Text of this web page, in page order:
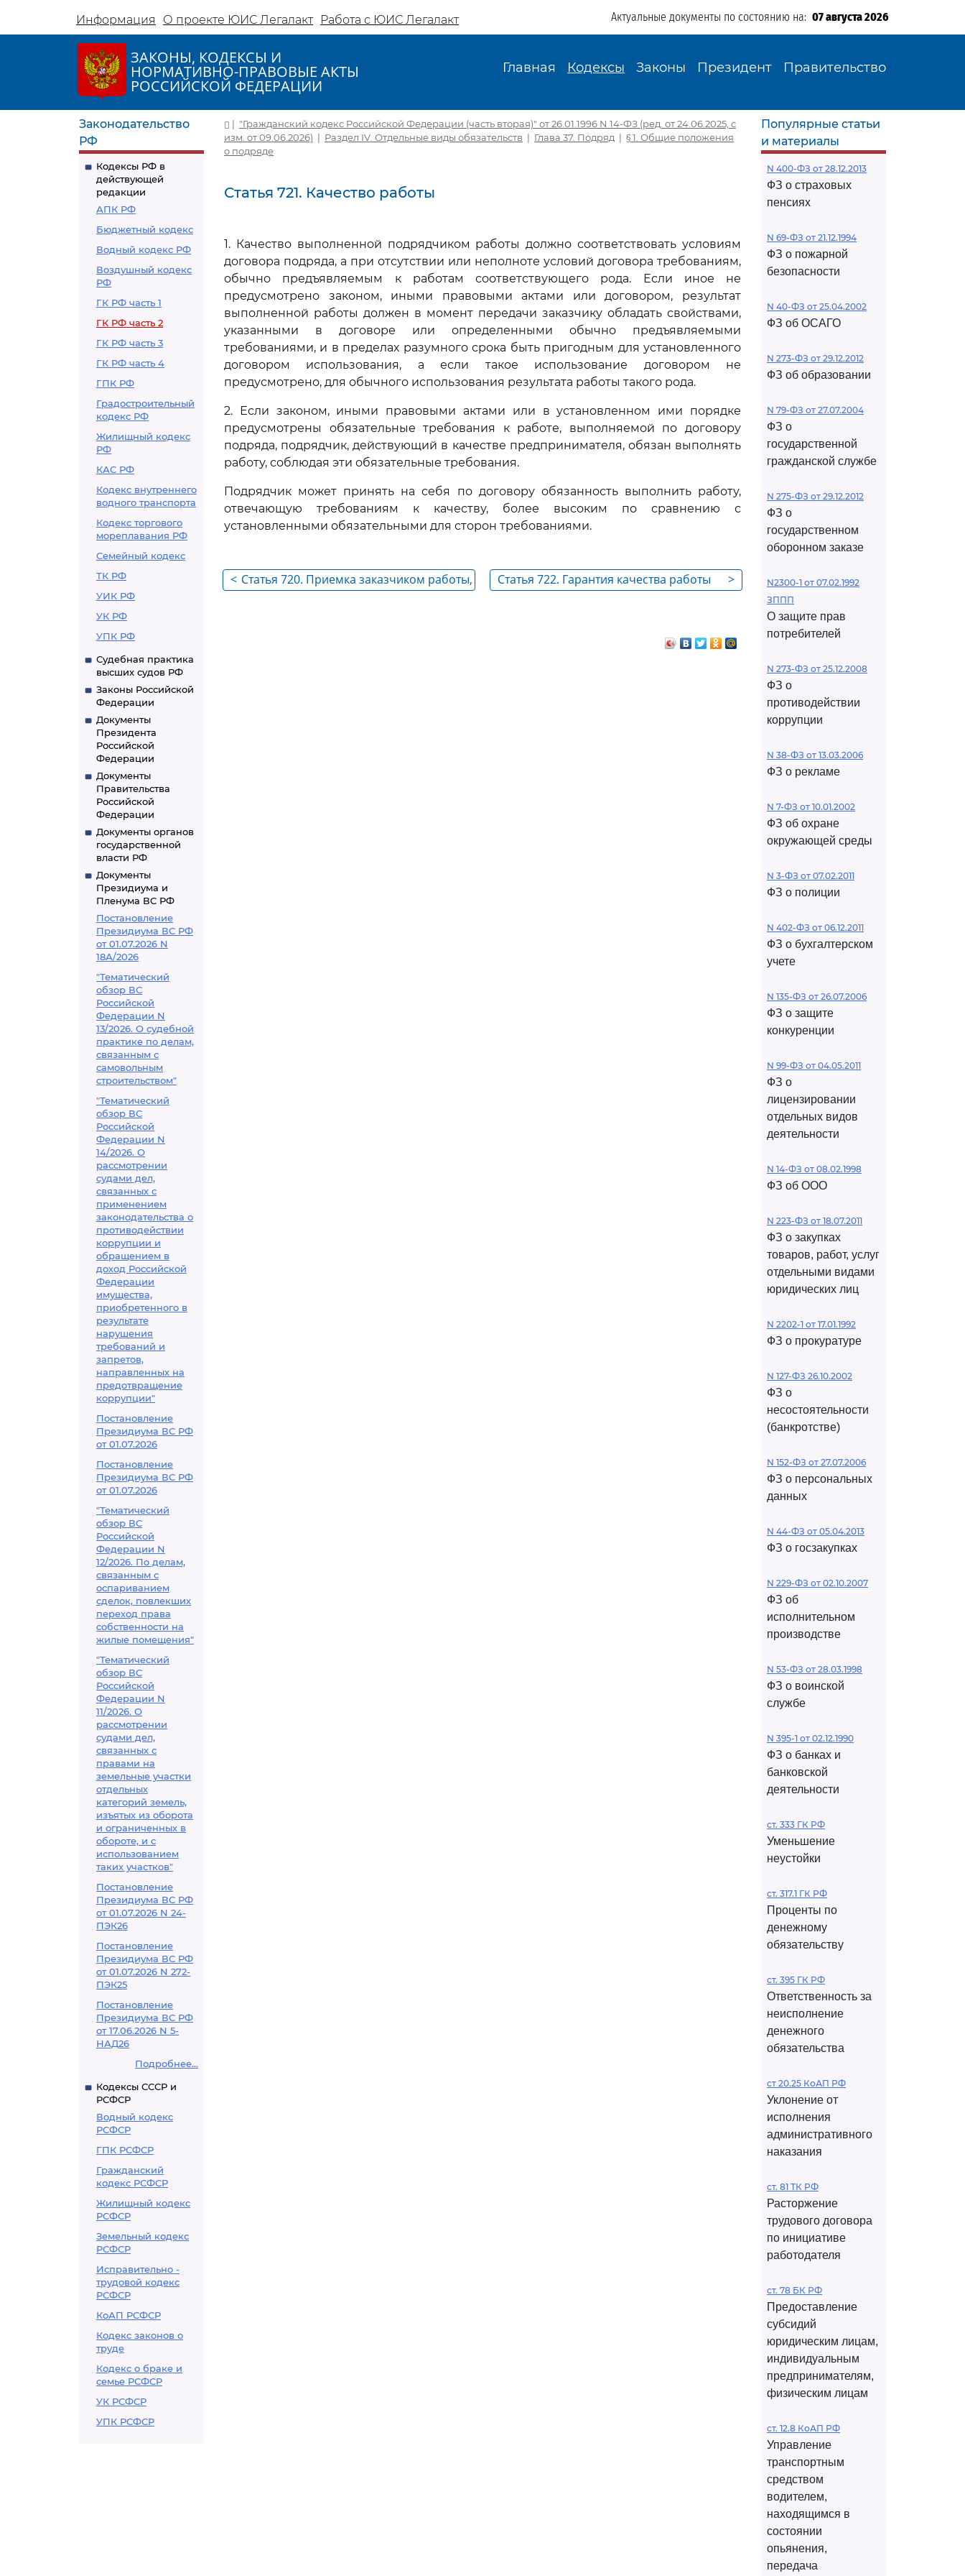
Информация О проекте ЮИС Легалакт Работа с ЮИС Легалакт Актуальные документы по состоянию на: 07 августа 2026
ЗАКОНЫ, КОДЕКСЫ И
НОРМАТИВНО-ПРАВОВЫЕ АКТЫ
РОССИЙСКОЙ ФЕДЕРАЦИИ
Главная Кодексы Законы Президент Правительство
Законодательство
РФ
Кодексы РФ в
действующей
редакции
АПК РФ
Бюджетный кодекс
Водный кодекс РФ
Воздушный кодекс
РФ
ГК РФ часть 1
ГК РФ часть 2
ГК РФ часть 3
ГК РФ часть 4
ГПК РФ
Градостроительный
кодекс РФ
Жилищный кодекс
РФ
КАС РФ
Кодекс внутреннего
водного транспорта
Кодекс торгового
мореплавания РФ
Семейный кодекс
ТК РФ
УИК РФ
УК РФ
УПК РФ
Судебная практика
высших судов РФ
Законы Российской
Федерации
Документы
Президента
Российской
Федерации
Документы
Правительства
Российской
Федерации
Документы органов
государственной
власти РФ
Документы
Президиума и
Пленума ВС РФ
Постановление
Президиума ВС РФ
от 01.07.2026 N
18А/2026
"Тематический
обзор ВС
Российской
Федерации N
13/2026. О судебной
практике по делам,
связанным с
самовольным
строительством"
"Тематический
обзор ВС
Российской
Федерации N
14/2026. О
рассмотрении
судами дел,
связанных с
применением
законодательства о
противодействии
коррупции и
обращением в
доход Российской
Федерации
имущества,
приобретенного в
результате
нарушения
требований и
запретов,
направленных на
предотвращение
коррупции"
Постановление
Президиума ВС РФ
от 01.07.2026
Постановление
Президиума ВС РФ
от 01.07.2026
"Тематический
обзор ВС
Российской
Федерации N
12/2026. По делам,
связанным с
оспариванием
сделок, повлекших
переход права
собственности на
жилые помещения"
"Тематический
обзор ВС
Российской
Федерации N
11/2026. О
рассмотрении
судами дел,
связанных с
правами на
земельные участки
отдельных
категорий земель,
изъятых из оборота
и ограниченных в
обороте, и с
использованием
таких участков"
Постановление
Президиума ВС РФ
от 01.07.2026 N 24-
ПЭК26
Постановление
Президиума ВС РФ
от 01.07.2026 N 272-
ПЭК25
Постановление
Президиума ВС РФ
от 17.06.2026 N 5-
НАД26
Подробнее...
Кодексы СССР и
РСФСР
Водный кодекс
РСФСР
ГПК РСФСР
Гражданский
кодекс РСФСР
Жилищный кодекс
РСФСР
Земельный кодекс
РСФСР
Исправительно -
трудовой кодекс
РСФСР
КоАП РСФСР
Кодекс законов о
труде
Кодекс о браке и
семье РСФСР
УК РСФСР
УПК РСФСР
| "Гражданский кодекс Российской Федерации (часть вторая)" от 26.01.1996 N 14-ФЗ (ред. от 24.06.2025, с
изм. от 09.06.2026) | Раздел IV. Отдельные виды обязательств | Глава 37. Подряд | § 1. Общие положения
о подряде
Статья 721. Качество работы
1. Качество выполненной подрядчиком работы должно соответствовать условиям
договора подряда, а при отсутствии или неполноте условий договора требованиям,
обычно предъявляемым к работам соответствующего рода. Если иное не
предусмотрено законом, иными правовыми актами или договором, результат
выполненной работы должен в момент передачи заказчику обладать свойствами,
указанными в договоре или определенными обычно предъявляемыми
требованиями, и в пределах разумного срока быть пригодным для установленного
договором использования, а если такое использование договором не
предусмотрено, для обычного использования результата работы такого рода.
2. Если законом, иными правовыми актами или в установленном ими порядке
предусмотрены обязательные требования к работе, выполняемой по договору
подряда, подрядчик, действующий в качестве предпринимателя, обязан выполнять
работу, соблюдая эти обязательные требования.
Подрядчик может принять на себя по договору обязанность выполнить работу,
отвечающую требованиям к качеству, более высоким по сравнению с
установленными обязательными для сторон требованиями.
< Статья 720. Приемка заказчиком работы,
>
Статья 722. Гарантия качества работы
Популярные статьи
и материалы
N 400-ФЗ от 28.12.2013
ФЗ о страховых
пенсиях
N 69-ФЗ от 21.12.1994
ФЗ о пожарной
безопасности
N 40-ФЗ от 25.04.2002
ФЗ об ОСАГО
N 273-ФЗ от 29.12.2012
ФЗ об образовании
N 79-ФЗ от 27.07.2004
ФЗ о
государственной
гражданской службе
N 275-ФЗ от 29.12.2012
ФЗ о
государственном
оборонном заказе
N2300-1 от 07.02.1992
ЗППП
О защите прав
потребителей
N 273-ФЗ от 25.12.2008
ФЗ о
противодействии
коррупции
N 38-ФЗ от 13.03.2006
ФЗ о рекламе
N 7-ФЗ от 10.01.2002
ФЗ об охране
окружающей среды
N 3-ФЗ от 07.02.2011
ФЗ о полиции
N 402-ФЗ от 06.12.2011
ФЗ о бухгалтерском
учете
N 135-ФЗ от 26.07.2006
ФЗ о защите
конкуренции
N 99-ФЗ от 04.05.2011
ФЗ о
лицензировании
отдельных видов
деятельности
N 14-ФЗ от 08.02.1998
ФЗ об ООО
N 223-ФЗ от 18.07.2011
ФЗ о закупках
товаров, работ, услуг
отдельными видами
юридических лиц
N 2202-1 от 17.01.1992
ФЗ о прокуратуре
N 127-ФЗ 26.10.2002
ФЗ о
несостоятельности
(банкротстве)
N 152-ФЗ от 27.07.2006
ФЗ о персональных
данных
N 44-ФЗ от 05.04.2013
ФЗ о госзакупках
N 229-ФЗ от 02.10.2007
ФЗ об
исполнительном
производстве
N 53-ФЗ от 28.03.1998
ФЗ о воинской
службе
N 395-1 от 02.12.1990
ФЗ о банках и
банковской
деятельности
ст. 333 ГК РФ
Уменьшение
неустойки
ст. 317.1 ГК РФ
Проценты по
денежному
обязательству
ст. 395 ГК РФ
Ответственность за
неисполнение
денежного
обязательства
ст 20.25 КоАП РФ
Уклонение от
исполнения
административного
наказания
ст. 81 ТК РФ
Расторжение
трудового договора
по инициативе
работодателя
ст. 78 БК РФ
Предоставление
субсидий
юридическим лицам,
индивидуальным
предпринимателям,
физическим лицам
ст. 12.8 КоАП РФ
Управление
транспортным
средством
водителем,
находящимся в
состоянии
опьянения,
передача